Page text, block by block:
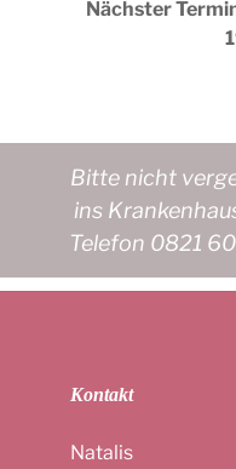
Nächster
Bitte nicht
ins
Telefon 0821
Kontakt
Natalis